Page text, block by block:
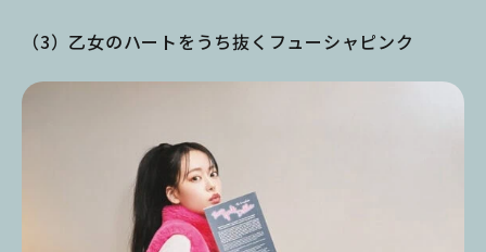
（3）乙女のハートをうち抜くフューシャピンク